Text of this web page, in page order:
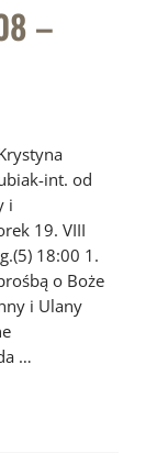
–
int. od
i
19. VIII
18:00 1.
o Boże
i Ulany
…